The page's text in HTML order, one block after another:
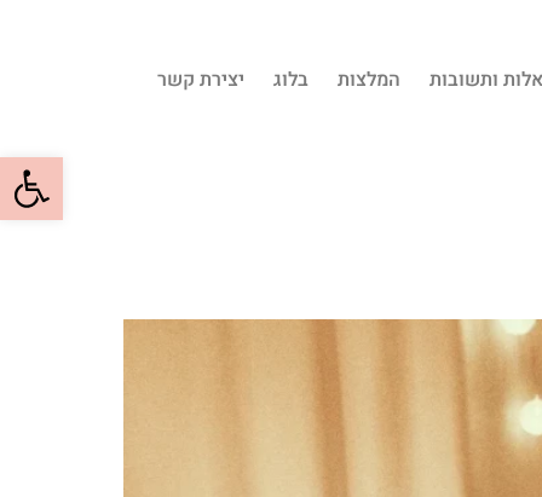
פתח
ותשובות המלצות בלוג יצירת קשר